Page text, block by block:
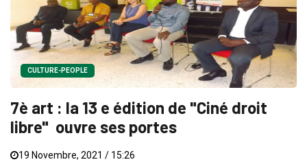
CULTURE-PEOPLE
7è art : la 13 e édition de "Ciné droit
libre" ouvre ses portes
19 Novembre, 2021 / 15:26